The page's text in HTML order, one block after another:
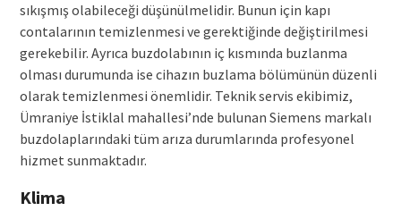
sıkışmış olabileceği düşünülmelidir. Bunun için kapı
contalarının temizlenmesi ve gerektiğinde değiştirilmesi
gerekebilir. Ayrıca buzdolabının iç kısmında buzlanma
olması durumunda ise cihazın buzlama bölümünün düzenli
olarak temizlenmesi önemlidir. Teknik servis ekibimiz,
Ümraniye İstiklal mahallesi’nde bulunan Siemens markalı
buzdolaplarındaki tüm arıza durumlarında profesyonel
hizmet sunmaktadır.
Klima